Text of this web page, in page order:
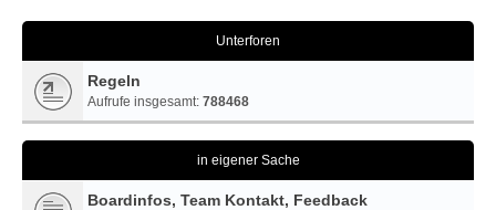
Unterforen
Regeln
Aufrufe insgesamt: 788468
in eigener Sache
Boardinfos, Team Kontakt, Feedback